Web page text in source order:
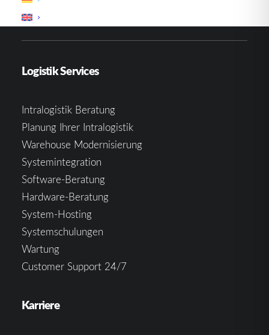
Logistik Services
Intralogistik Beratung
Planung Ihrer Intralogistik
Warehouse Modernisierung
Systemintegration
Software-Beratung
Hardware-Beratung
System-Hosting
Systemschulungen
Wartung
Customer Support 24/7
Karriere